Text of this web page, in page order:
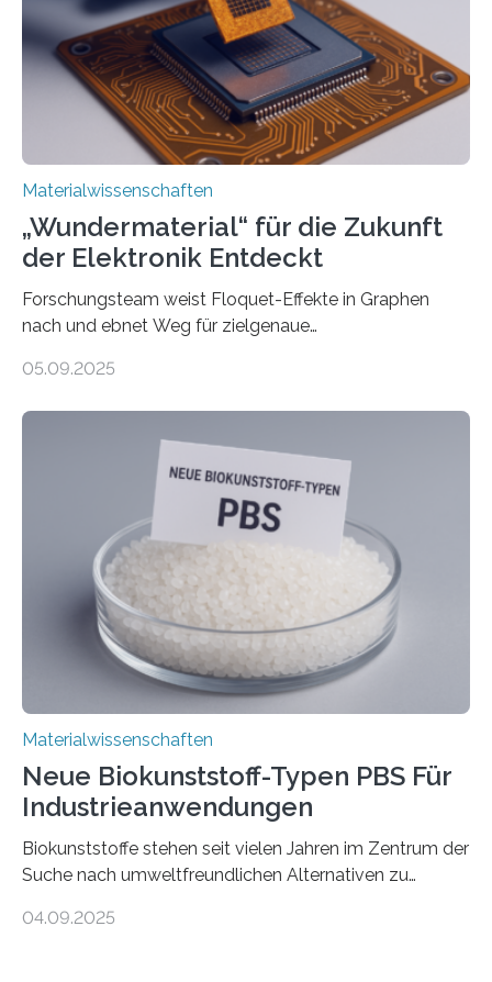
Professor für Maschinenbau und Direktor des
interdisziplinären Graduiertenprogramms für
Materialwissenschaften an der Vanderbilt University,
und Alexander Paarmann vom Fritz-Haber-Institut
leiteten ein internationales Forschungsprojekt, das…
Materialwissenschaften
„Wundermaterial“ für die Zukunft
der Elektronik Entdeckt
Forschungsteam weist Floquet-Effekte in Graphen
nach und ebnet Weg für zielgenaue
– nur eine Atomlage dick, aber extrem leitfähig und
Sensoren, leistungsstarken Batterien und effizienten
Solarzellen. Eine neue Studie hebt das Potenzial nun
noch auf ein neues Level: Zum ersten Mal haben
Forschende an der Universität Göttingen gemeinsam
mit Kollegen aus Braunschweig, Bremen und der
Schweiz direkt beobachtet, wie in Graphen…
05.09.2025
Materialwissenschaften
Neue Biokunststoff-Typen PBS Für
Industrieanwendungen
Biokunststoffe stehen seit vielen Jahren im Zentrum der
Suche nach umweltfreundlichen Alternativen zu
an fossilen Rohstoffen reduzieren, schonen Ressourcen
04.09.2025